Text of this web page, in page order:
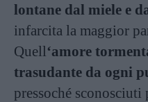
lontane dal miele e
infarcita la maggior
Quell‘amore
trasudante da ogni
pressoché